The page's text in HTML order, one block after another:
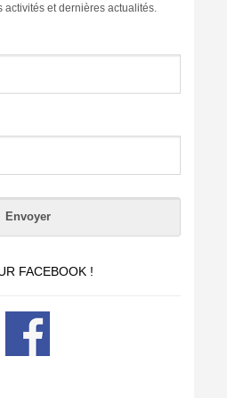
activités et dernières actualités.
FACEBOOK !